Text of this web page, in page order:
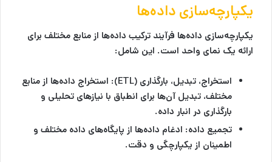
یکپارچه‌سازی داده‌ها
یکپارچه‌سازی داده‌ها فرآیند ترکیب داده‌ها از منابع مختلف برای
ارائه یک نمای واحد است. این شامل:
استخراج، تبدیل، بارگذاری (ETL):
استخراج داده‌ها از منابع
مختلف، تبدیل آن‌ها برای انطباق با نیازهای تحلیلی و
بارگذاری در انبار داده.
تجمیع داده: ادغام داده‌ها از پایگاه‌های داده مختلف و
اطمینان از یکپارچگی و دقت.